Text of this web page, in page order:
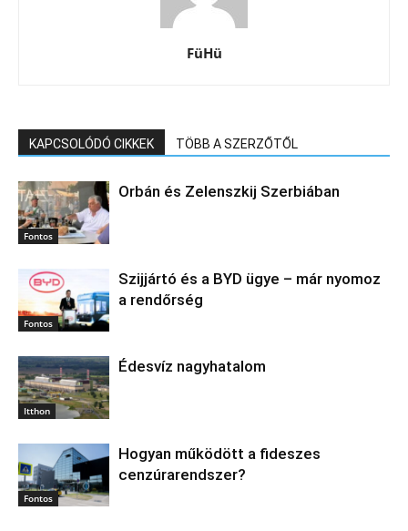
FüHü
KAPCSOLÓDÓ CIKKEK TÖBB A SZERZŐTŐL
Fontos
Orbán és Zelenszkij Szerbiában
Fontos
Szijjártó és a BYD ügye – már nyomoz
a rendőrség
Itthon
Édesvíz nagyhatalom
Fontos
Hogyan működött a fideszes
cenzúrarendszer?